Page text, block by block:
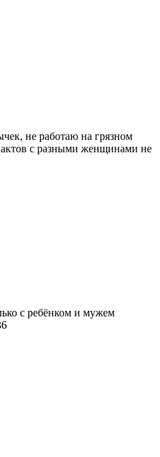
не работаю на грязном
с разными женщинами не
с ребёнком и мужем